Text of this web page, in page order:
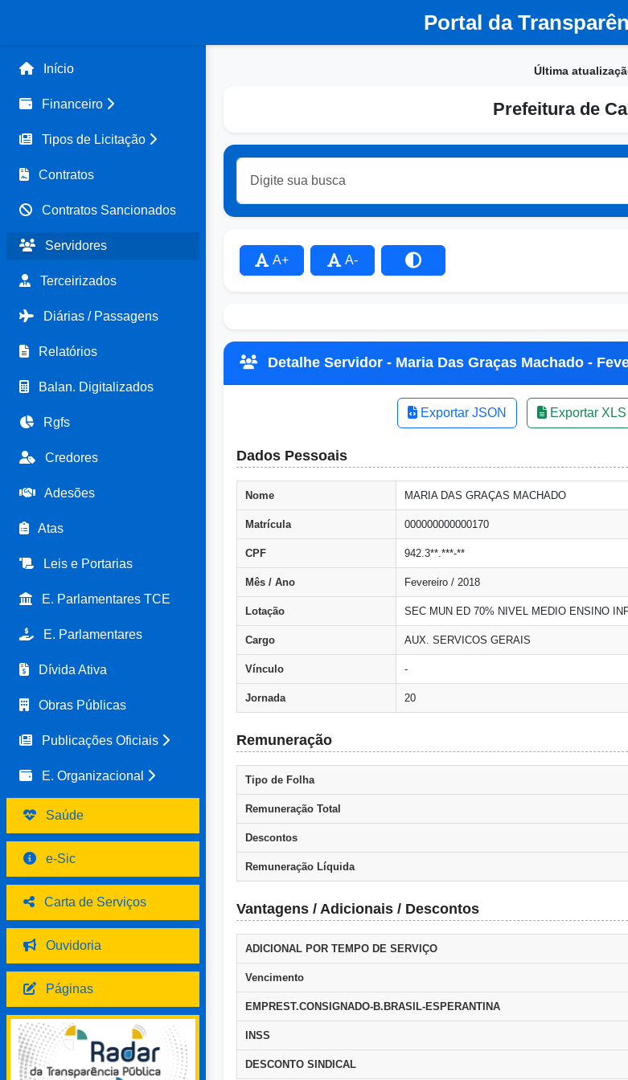
Portal da
Início
Financeiro
Tipos de Licitação
Contratos
Contratos Sancionados
Servidores
Terceirizados
Diárias / Passagens
Relatórios
Balan. Digitalizados
Rgfs
Credores
Adesões
Atas
Leis e Portarias
E. Parlamentares TCE
E. Parlamentares
Dívida Ativa
Obras Públicas
Publicações Oficiais
E. Organizacional
Saúde
e-Sic
Carta de Serviços
Ouvidoria
Páginas
Última
Prefeitura de
A+ A-
Detalhe Servidor - Maria Das Graças Machado -
Exportar JSON Exportar XLS
Dados Pessoais
Nome MARIA DAS GRAÇAS MACHADO
Matrícula 000000000000170
CPF 942.3**.***-**
Mês / Ano Fevereiro / 2018
Lotação SEC MUN ED 70% NIVEL MEDIO ENSINO
Cargo AUX. SERVICOS GERAIS
Vínculo -
Jornada 20
Remuneração
Tipo de Folha
Remuneração Total
Descontos
Remuneração Líquida
Vantagens / Adicionais / Descontos
ADICIONAL POR TEMPO DE SERVIÇO
Vencimento
EMPREST.CONSIGNADO-B.BRASIL-ESPERANTINA
INSS
DESCONTO SINDICAL